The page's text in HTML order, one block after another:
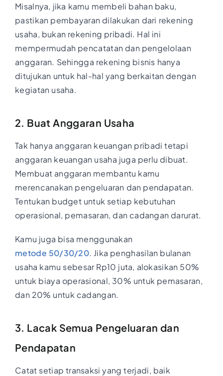
Misalnya, jika kamu membeli bahan baku,
pastikan pembayaran dilakukan dari rekening
usaha, bukan rekening pribadi. Hal ini
mempermudah pencatatan dan pengelolaan
anggaran. Sehingga rekening bisnis hanya
ditujukan untuk hal-hal yang berkaitan dengan
kegiatan usaha.
2. Buat Anggaran Usaha
Tak hanya anggaran keuangan pribadi tetapi
anggaran keuangan usaha juga perlu dibuat.
Membuat anggaran membantu kamu
merencanakan pengeluaran dan pendapatan.
Tentukan budget untuk setiap kebutuhan
operasional, pemasaran, dan cadangan darurat.
Kamu juga bisa menggunakan
metode 50/30/20. Jika penghasilan bulanan
usaha kamu sebesar Rp10 juta, alokasikan 50%
untuk biaya operasional, 30% untuk pemasaran,
dan 20% untuk cadangan.
3. Lacak Semua Pengeluaran dan
Pendapatan
Catat setiap transaksi yang terjadi, baik